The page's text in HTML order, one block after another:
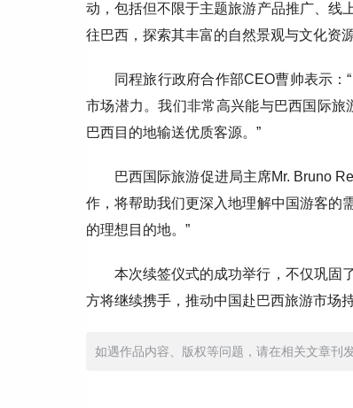
动，包括但不限于主题旅游产品推广、线
往巴西，探索其丰富的自然景观与文化资源
同程旅行政府合作部CEO曹帅表示
市场潜力。我们非常高兴能与巴西国际
巴西目的地输送优质客源。”
巴西国际旅游促进局主席Mr. Bruno
作，将帮助我们更深入地理解中国游客的
的理想目的地。”
本次续签仪式的成功举行，不仅巩固
方将继续携手，推动中国赴巴西旅游市场
如遇作品内容、版权等问题，请在相关文章刊